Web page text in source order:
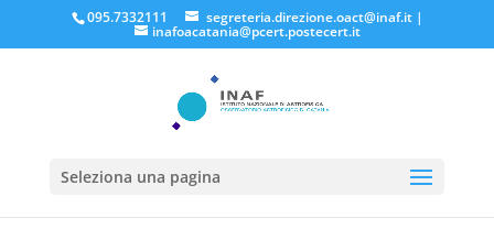
095.7332111 segreteria.direzione.oact@inaf.it|
inafoacatania@pcert.postecert.it
Seleziona una pagina